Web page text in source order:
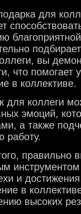
для
вы
что помогает
в коллективе.
для коллеги
эмоций,
а также
работу.
правильно
и
в
высоких